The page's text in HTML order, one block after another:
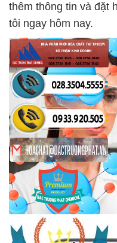
thêm thông tin và đặt
tôi ngay hôm nay.